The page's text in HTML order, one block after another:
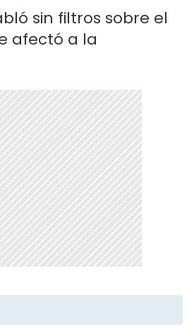
sin filtros sobre el
afectó a la